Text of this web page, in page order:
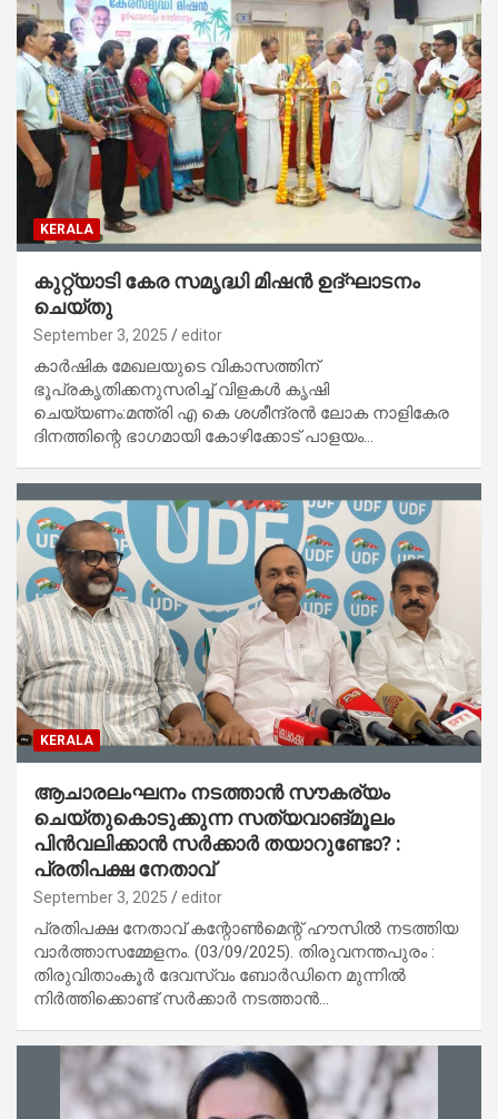
KERALA
കുറ്റ്യാടി കേര സമൃദ്ധി മിഷൻ ഉദ്‌ഘാടനം
ചെയ്തു
September 3, 2025 editor
കാര്‍ഷിക മേഖലയുടെ വികാസത്തിന്
ഭൂപ്രകൃതിക്കനുസരിച്ച് വിളകള്‍ കൃഷി
ചെയ്യണം:മന്ത്രി എ കെ ശശീന്ദ്രന്‍ ലോക നാളികേര
ദിനത്തിന്റെ ഭാഗമായി കോഴിക്കോട് പാളയം…
KERALA
ആചാരലംഘനം നടത്താന്‍ സൗകര്യം
ചെയ്തുകൊടുക്കുന്ന സത്യവാങ്മൂലം
പിന്‍വലിക്കാന്‍ സര്‍ക്കാര്‍ തയാറുണ്ടോ? :
പ്രതിപക്ഷ നേതാവ്
September 3, 2025 editor
പ്രതിപക്ഷ നേതാവ് കന്റോണ്‍മെന്റ് ഹൗസില്‍ നടത്തിയ
വാര്‍ത്താസമ്മേളനം. (03/09/2025). തിരുവനന്തപുരം :
തിരുവിതാംകൂര്‍ ദേവസ്വം ബോര്‍ഡിനെ മുന്നില്‍
നിര്‍ത്തിക്കൊണ്ട് സര്‍ക്കാര്‍ നടത്താന്‍…